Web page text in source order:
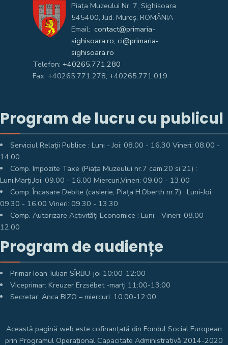
Piața Muzeului Nr. 7, Sighişoara
545400, Jud. Mureş, ROMÂNIA
Email: contact@primaria-
sighisoara.ro; ci@primaria-
sighisoara.ro
Telefon: +40265.771.280
Fax: +40265.771.278, +40265.771.019
Program de lucru cu publicul
Serviciul Relații Publice : Luni - Joi: 08.00 - 16.30 Vineri: 08.00 -
14.00
Comp. Impozite Taxe (Piața Muzeului nr.7 cam.20 si 21) :
Luni,Marți,Joi: 09.00 - 16.00 Miercuri,Vineri: 09.00 - 13.00
Comp. Încasare Debite (casierie, Piața H.Oberth nr.7) : Luni-Joi:
09.30 - 16.00 Vineri: 09.30 - 13.30
Comp. Autorizare Activități Economice : Luni - Vineri: 08.00 -
12.00
Program de audiențe
Primar Ioan-Iulian SÎRBU-joi 10:00-12:00
Viceprimar: Kreuzer Erzsébet -marți 11:00-13:00
Secretar: Anca BIZO – miercuri: 10:00-12:00
Această pagină web este cofinanțată din Fondul Social European
prin Programul Operațional Capacitate Administrativă 2014-2020